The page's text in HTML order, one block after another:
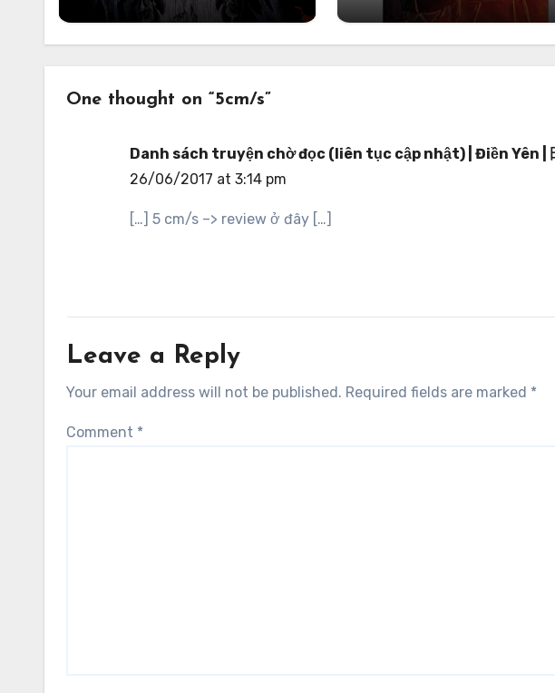
One thought on “5cm/s”
Danh sách truyện chờ đọc (liên tục cập nhật) | Điền Yên |
26/06/2017 at 3:14 pm
[…] 5 cm/s –> review ở đây […]
Leave a Reply
Your email address will not be published. Required fields are marked *
Comment *